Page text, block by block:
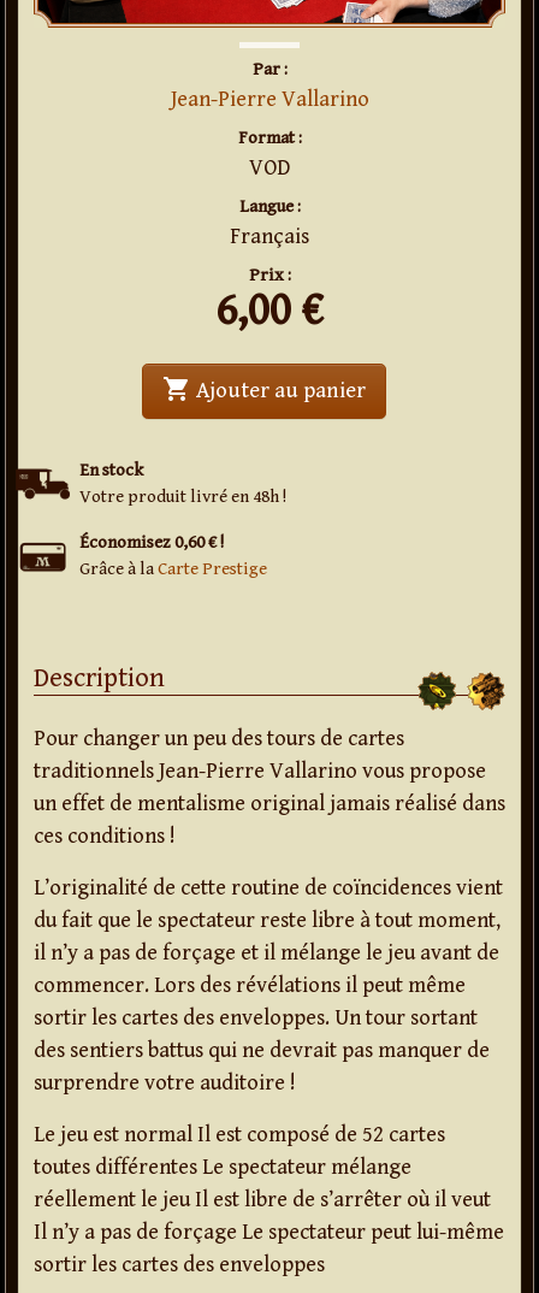
Par :
Jean-Pierre Vallarino
Format :
VOD
Langue :
Français
Prix :
6,00 €
En stock
Votre produit livré en 48h !
Économisez 0,60 € !
Grâce à laCarte Prestige
shopping_cart Ajouter au panier' . Transport
Description
Pour changer un peu des tours de cartes
traditionnels Jean-Pierre Vallarino vous propose
un effet de mentalisme original jamais réalisé dans
ces conditions !
L’originalité de cette routine de coïncidences vient
du fait que le spectateur reste libre à tout moment,
il n’y a pas de forçage et il mélange le jeu avant de
commencer. Lors des révélations il peut même
sortir les cartes des enveloppes. Un tour sortant
des sentiers battus qui ne devrait pas manquer de
surprendre votre auditoire !
Le jeu est normal Il est composé de 52 cartes
toutes différentes Le spectateur mélange
réellement le jeu Il est libre de s’arrêter où il veut
Il n’y a pas de forçage Le spectateur peut lui-même
sortir les cartes des enveloppes